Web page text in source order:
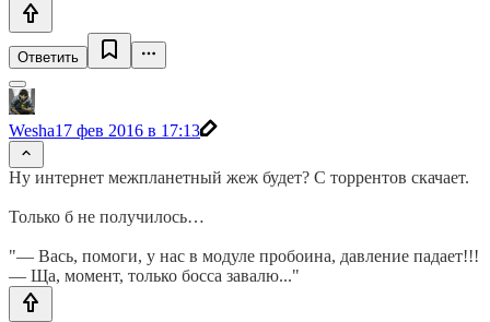
Ответить
Wesha17 фев 2016 в 17:13
Ну интернет межпланетный жеж будет? С торрентов скачает.
Только б не получилось…
"— Вась, помоги, у нас в модуле пробоина, давление падает!!!
— Ща, момент, только босса завалю..."